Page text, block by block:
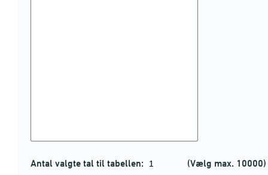
Antal valgte tal til tabellen: (Vælg max. 10000)